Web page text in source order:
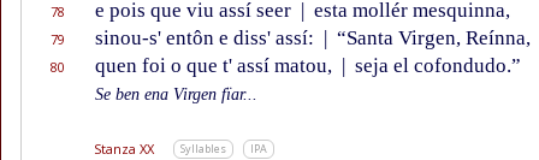
78 e pois que viu assí seer | esta mollér mesquinna,
79 sinou-s' entôn e diss' assí: | “Santa Virgen, Reínna,
80 quen foi o que t' assí matou, | seja el cofondudo.”
Se ben ena Virgen fïar...
Stanza XX Syllables IPA